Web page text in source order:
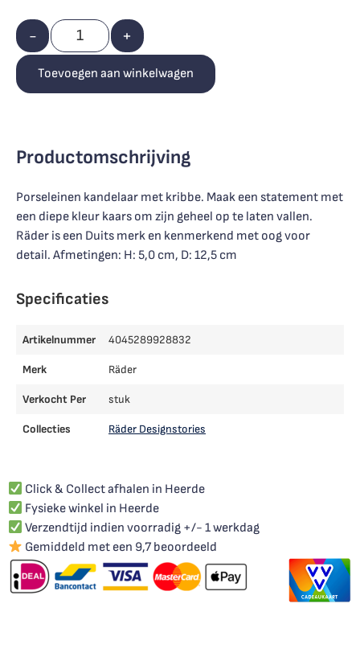
- +
Toevoegen aan winkelwagen
Productomschrijving
Porseleinen kandelaar met kribbe. Maak een statement met
een diepe kleur kaars om zijn geheel op te laten vallen.
Räder is een Duits merk en kenmerkend met oog voor
detail. Afmetingen: H: 5,0 cm, D: 12,5 cm
Specificaties
Artikelnummer 4045289928832
Merk Räder
Verkocht Per stuk
Collecties Räder Designstories
Click & Collect afhalen in Heerde
Fysieke winkel in Heerde
Verzendtijd indien voorradig +/- 1 werkdag
Gemiddeld met een 9,7 beoordeeld